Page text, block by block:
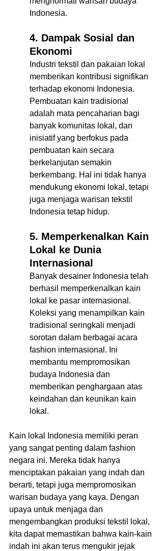
Indonesia.
4. Dampak Sosial dan
Ekonomi
Industri tekstil dan pakaian lokal
memberikan kontribusi signifikan
terhadap ekonomi Indonesia.
Pembuatan kain tradisional
adalah mata pencaharian bagi
banyak komunitas lokal, dan
inisiatif yang berfokus pada
pembuatan kain secara
berkelanjutan semakin
berkembang. Hal ini tidak hanya
mendukung ekonomi lokal, tetapi
juga menjaga warisan tekstil
Indonesia tetap hidup.
5. Memperkenalkan Kain
Lokal ke Dunia
Internasional
Banyak desainer Indonesia telah
berhasil memperkenalkan kain
lokal ke pasar internasional.
Koleksi yang menampilkan kain
tradisional seringkali menjadi
sorotan dalam berbagai acara
fashion internasional. Ini
membantu mempromosikan
budaya Indonesia dan
memberikan penghargaan atas
keindahan dan keunikan kain
lokal.
Kain lokal Indonesia memiliki peran
yang sangat penting dalam fashion
negara ini. Mereka tidak hanya
menciptakan pakaian yang indah dan
berarti, tetapi juga mempromosikan
warisan budaya yang kaya. Dengan
upaya untuk menjaga dan
mengembangkan produksi tekstil lokal,
kita dapat memastikan bahwa kain-kain
indah ini akan terus mengukir jejak